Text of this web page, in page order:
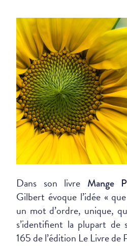
Dans son livre Mange
Gilbert évoque l’idée «
un mot d’ordre, unique,
s’identifient la plupart de
165 de l’édition Le Livre de